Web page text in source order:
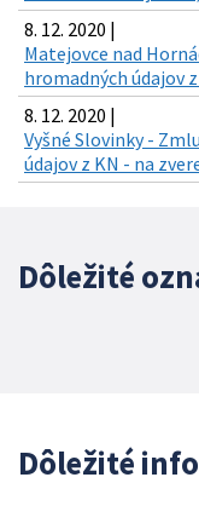
8. 12. 2020 |
Matejovce nad
hromadných údajov
8. 12. 2020 |
Vyšné Slovinky -
údajov z KN - na
Dôležité
Dôležité